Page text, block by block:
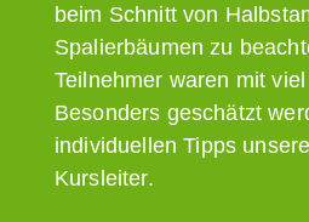
beim Schnitt von
Spalierbäumen zu
Teilnehmer waren mit
Besonders geschätzt
individuellen Tipps
Kursleiter.